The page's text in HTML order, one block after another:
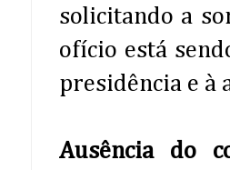
solicitando a
ofício está
presidência e à
Ausência do